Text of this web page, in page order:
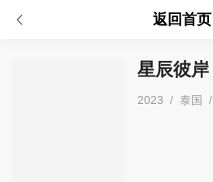
返回首页
星辰彼岸
2023 / 泰国 /